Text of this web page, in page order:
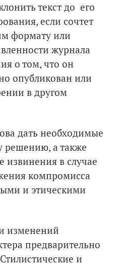
текст до его
если сочтет
формату или
журнала
о том, что он
опубликован или
в другом
дать необходимые
решению, а также
в случае
компромисса
и этическими
изменений
предварительно
и